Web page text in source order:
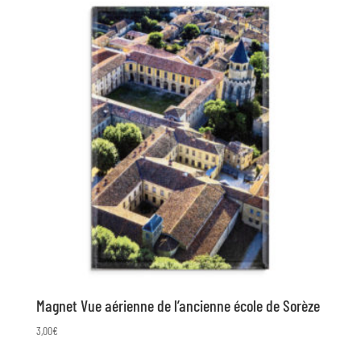
Magnet Vue aérienne de l’ancienne école de Sorèze
3,00€